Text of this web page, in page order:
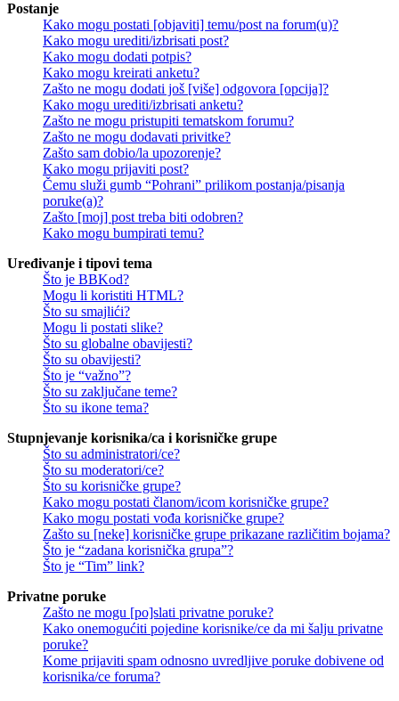
Postanje
Kako mogu postati [objaviti] temu/post na forum(u)?
Kako mogu urediti/izbrisati post?
Kako mogu dodati potpis?
Kako mogu kreirati anketu?
Zašto ne mogu dodati još [više] odgovora [opcija]?
Kako mogu urediti/izbrisati anketu?
Zašto ne mogu pristupiti tematskom forumu?
Zašto ne mogu dodavati privitke?
Zašto sam dobio/la upozorenje?
Kako mogu prijaviti post?
Čemu služi gumb “Pohrani” prilikom postanja/pisanja
poruke(a)?
Zašto [moj] post treba biti odobren?
Kako mogu bumpirati temu?
Uređivanje i tipovi tema
Što je BBKod?
Mogu li koristiti HTML?
Što su smajlići?
Mogu li postati slike?
Što su globalne obavijesti?
Što su obavijesti?
Što je “važno”?
Što su zaključane teme?
Što su ikone tema?
Stupnjevanje korisnika/ca i korisničke grupe
Što su administratori/ce?
Što su moderatori/ce?
Što su korisničke grupe?
Kako mogu postati članom/icom korisničke grupe?
Kako mogu postati vođa korisničke grupe?
Zašto su [neke] korisničke grupe prikazane različitim bojama?
Što je “zadana korisnička grupa”?
Što je “Tim” link?
Privatne poruke
Zašto ne mogu [po]slati privatne poruke?
Kako onemogućiti pojedine korisnike/ce da mi šalju privatne
poruke?
Kome prijaviti spam odnosno uvredljive poruke dobivene od
korisnika/ce foruma?